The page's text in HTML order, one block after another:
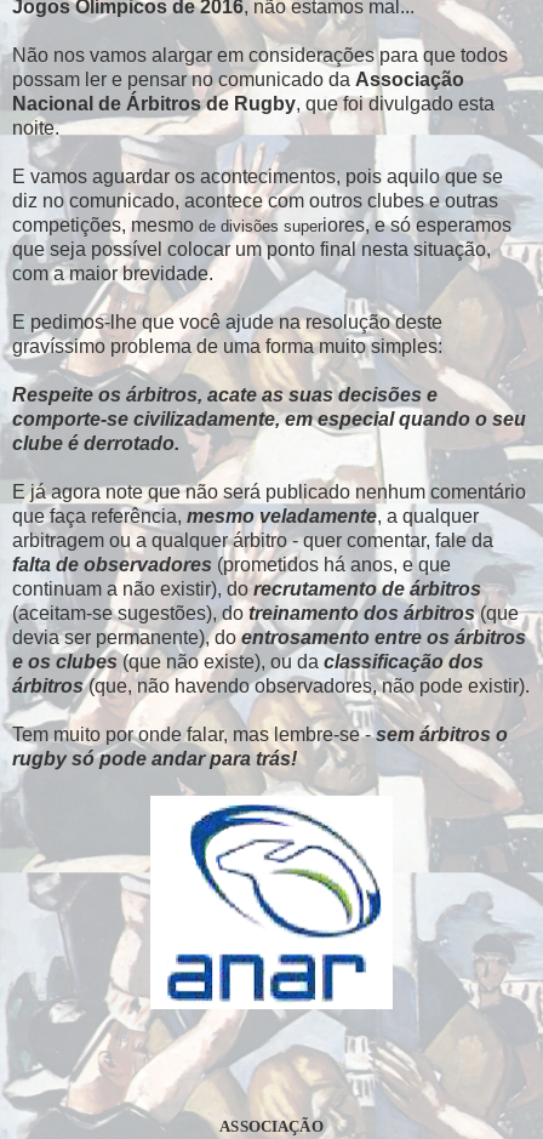
Jogos Olímpicos de 2016, não estamos mal...
Não nos vamos alargar em considerações para que todos
possam ler e pensar no comunicado da Associação
Nacional de Árbitros de Rugby, que foi divulgado esta
noite.
E vamos aguardar os acontecimentos, pois aquilo que se
diz no comunicado, acontece com outros clubes e outras
competições, mesmo de divisões superiores, e só esperamos
que seja possível colocar um ponto final nesta situação,
com a maior brevidade.
E pedimos-lhe que você ajude na resolução deste
gravíssimo problema de uma forma muito simples:
Respeite os árbitros, acate as suas decisões e
comporte-se civilizadamente, em especial quando o seu
clube é derrotado.
E já agora note que não será publicado nenhum comentário
que faça referência, mesmo veladamente, a qualquer
arbitragem ou a qualquer árbitro - quer comentar, fale da
falta de observadores (prometidos há anos, e que
continuam a não existir), dorecrutamento de árbitros
(aceitam-se sugestões), do treinamento dos árbitros(que
devia ser permanente), doentrosamento entre os árbitros
e os clubes (que não existe), ou da classificação dos
árbitros(que, não havendo observadores, não pode existir).
Tem muito por onde falar, mas lembre-se -sem árbitros o
rugby só pode andar para trás!
ASSOCIAÇÃO